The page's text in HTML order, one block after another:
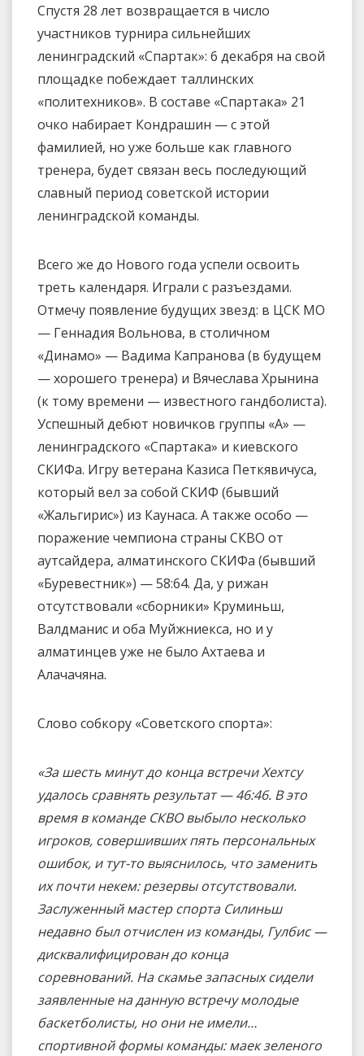
Спустя 28 лет возвращается в число
участников турнира сильнейших
ленинградский «Спартак»: 6 декабря на свой
площадке побеждает таллинских
«политехников». В составе «Спартака» 21
очко набирает Кондрашин — с этой
фамилией, но уже больше как главного
тренера, будет связан весь последующий
славный период советской истории
ленинградской команды.
Всего же до Нового года успели освоить
треть календаря. Играли с разъездами.
Отмечу появление будущих звезд: в ЦСК МО
— Геннадия Вольнова, в столичном
«Динамо» — Вадима Капранова (в будущем
— хорошего тренера) и Вячеслава Хрынина
(к тому времени — известного гандболиста).
Успешный дебют новичков группы «А» —
ленинградского «Спартака» и киевского
СКИФа. Игру ветерана Казиса Петкявичуса,
который вел за собой СКИФ (бывший
«Жальгирис») из Каунаса. А также особо —
поражение чемпиона страны СКВО от
аутсайдера, алматинского СКИФа (бывший
«Буревестник») — 58:64. Да, у рижан
отсутствовали «сборники» Круминьш,
Валдманис и оба Муйжниекса, но и у
алматинцев уже не было Ахтаева и
Алачачяна.
Слово собкору «Советского спорта»:
«За шесть минут до конца встречи Хехтсу
удалось сравнять результат — 46:46. B это
время в команде СКВО выбыло несколько
игроков, совершивших пять персональных
ошибок, и тут-то выяснилось, что заменить
их почти некем: резервы отсутствовали.
Заслуженный мастер спорта Силиньш
недавно был отчислен из команды, Гулбис —
дисквалифицирован до конца
соревнований. На скамье запасных сидели
заявленные на данную встречу молодые
баскетболисты, но они не имели…
спортивной формы команды: маек зеленого